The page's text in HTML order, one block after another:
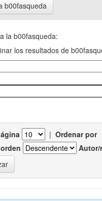
b00fasqueda
la b00fasqueda:
los resultados de
| Ordenar por
Autor/